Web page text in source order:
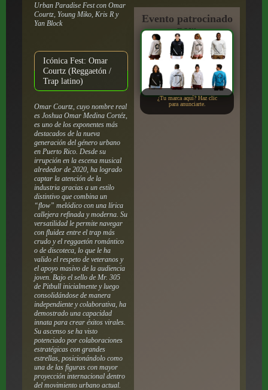
Urban Paradise Fest con Omar
Courtz, Young Miko, Kris R y
Yan Block
Icónica Fest: Omar
Courtz (Reggaetón /
Trap latino)
Omar Courtz, cuyo nombre real
es Joshua Omar Medina Cortéz,
es uno de los exponentes más
destacados de la nueva
generación del género urbano
en Puerto Rico. Desde su
irrupción en la escena musical
alrededor de 2020, ha logrado
captar la atención de la
industria gracias a un estilo
distintivo que combina un
“flow” melódico con una lírica
callejera refinada y moderna. Su
versatilidad le permite navegar
con fluidez entre el trap más
crudo y el reggaetón romántico
o de discoteca, lo que le ha
valido el respeto de veteranos y
el apoyo masivo de la audiencia
joven. Bajo el sello de Mr. 305
de Pitbull inicialmente y luego
consolidándose de manera
independiente y colaborativa, ha
demostrado una capacidad
innata para crear éxitos virales.
Su ascenso se ha visto
potenciado por colaboraciones
estratégicas con grandes
estrellas, posicionándolo como
una de las figuras con mayor
proyección internacional dentro
del movimiento urbano actual.
Evento patrocinado
por:
¿Tu marca aquí? Haz clic
para anunciarte.